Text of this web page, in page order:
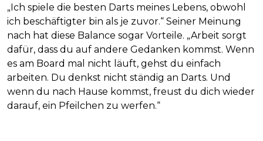
„Ich spiele die besten Darts meines Lebens, obwohl
ich beschäftigter bin als je zuvor.“ Seiner Meinung
nach hat diese Balance sogar Vorteile. „Arbeit sorgt
dafür, dass du auf andere Gedanken kommst. Wenn
es am Board mal nicht läuft, gehst du einfach
arbeiten. Du denkst nicht ständig an Darts. Und
wenn du nach Hause kommst, freust du dich wieder
darauf, ein Pfeilchen zu werfen.“